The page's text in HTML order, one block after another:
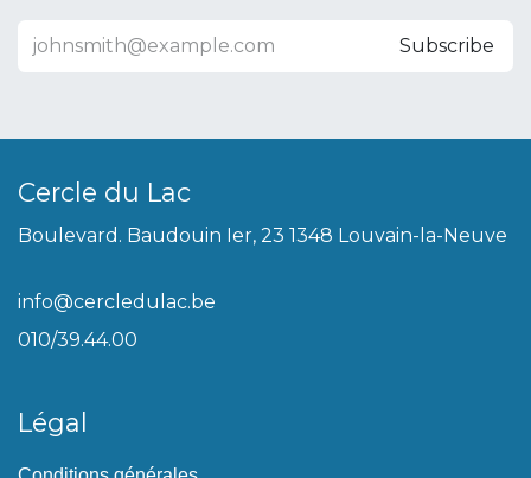
Subscribe
Cercle du Lac
Boulevard. Baudouin Ier, 23 1348 Louvain-la-Neuve
info@cercledulac.be
010/39.44.00
Légal